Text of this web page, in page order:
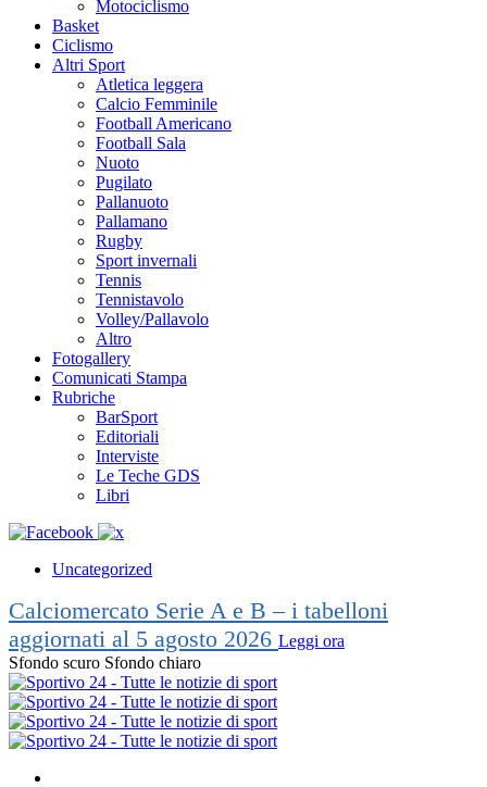
Motociclismo
Basket
Ciclismo
Altri Sport
Atletica leggera
Calcio Femminile
Football Americano
Football Sala
Nuoto
Pugilato
Pallanuoto
Pallamano
Rugby
Sport invernali
Tennis
Tennistavolo
Volley/Pallavolo
Altro
Fotogallery
Comunicati Stampa
Rubriche
BarSport
Editoriali
Interviste
Le Teche GDS
Libri
Uncategorized
Calciomercato Serie A e B – i tabelloni
aggiornati al 5 agosto 2026 Leggi ora
Sfondo scuro Sfondo chiaro